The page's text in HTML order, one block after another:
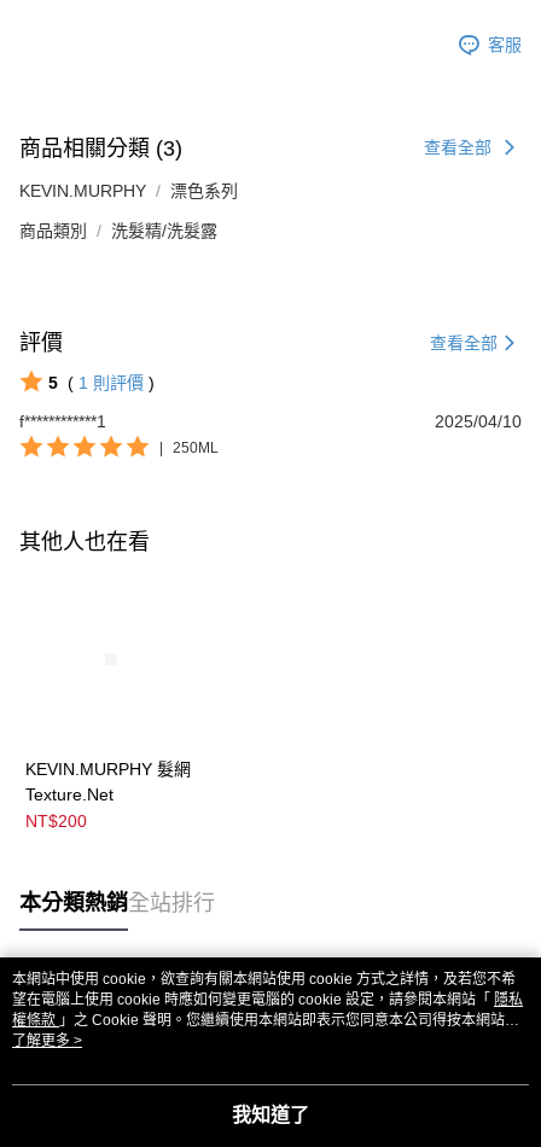
客服
商品相關分類 (3) 查看全部
KEVIN.MURPHY 漂色系列
商品類別 洗髮精/洗髮露
評價 查看全部
5 ( 1 則評價 )
f************1
2025/04/10
250ML
其他人也在看
KEVIN.MURPHY 髮網
Texture.Net
NT$200
本分類熱銷全站排行
熱門標籤
本網站中使用 cookie，欲查詢有關本網站使用 cookie 方式之詳情，及若您不希
望在電腦上使用 cookie 時應如何變更電腦的 cookie 設定，請參閱本網站「 隱私
權條款 」之 Cookie 聲明。您繼續使用本網站即表示您同意本公司得按本網站使
用條款之 Cookie 聲明使用 cookie。
了解更多 >
我知道了